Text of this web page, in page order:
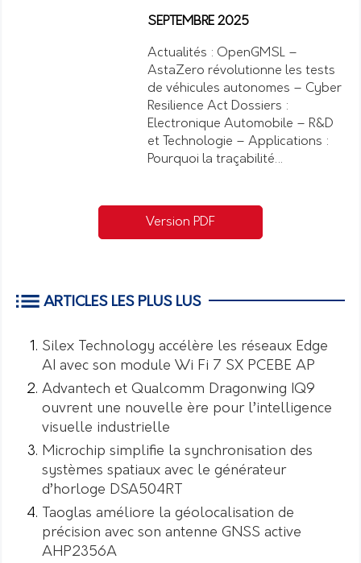
SEPTEMBRE 2025
Actualités : OpenGMSL –
AstaZero révolutionne les tests
de véhicules autonomes – Cyber
Resilience Act Dossiers :
Electronique Automobile – R&D
et Technologie – Applications :
Pourquoi la traçabilité…
Version PDF
ARTICLES LES PLUS LUS
Silex Technology accélère les réseaux Edge
AI avec son module Wi Fi 7 SX PCEBE AP
Advantech et Qualcomm Dragonwing IQ9
ouvrent une nouvelle ère pour l’intelligence
visuelle industrielle
Microchip simplifie la synchronisation des
systèmes spatiaux avec le générateur
d’horloge DSA504RT
Taoglas améliore la géolocalisation de
précision avec son antenne GNSS active
AHP2356A